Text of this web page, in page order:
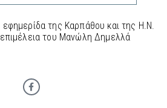
εφημερίδα της Καρπάθου και της Η.Ν.
του Μανώλη Δημελλά